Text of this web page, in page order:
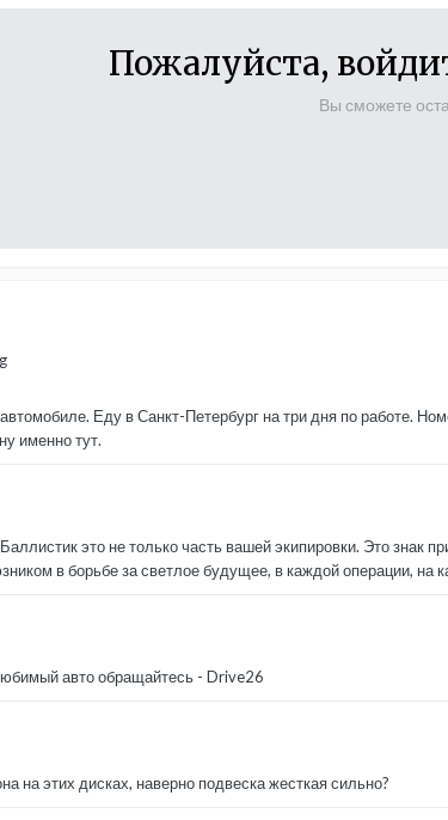
Пожалуйста,
Вы сможете
Еду в Санкт-Петербург на три дня по работе.
именно тут.
это не только часть вашей экипировки. Это знак
в борьбе за светлое будущее, в каждой операции, на
авто обращайтесь - Drive26
на этих дисках, наверно подвеска жесткая сильно?